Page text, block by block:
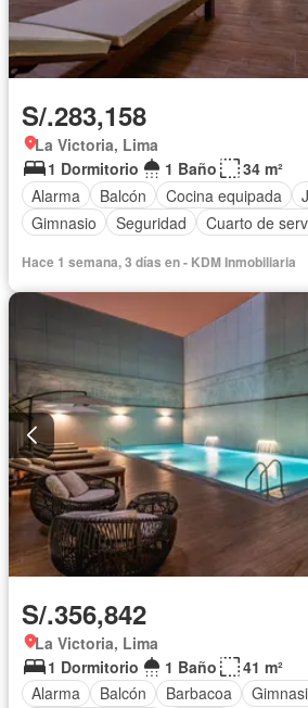
S/.283,158
La Victoria, Lima
1 Dormitorio
1 Baño
34 m²
Alarma
Balcón Cocina equipada
Gimnasio
Seguridad Cuarto de
Hace 1 semana, 3 días en - KDM Inmobiliaria
S/.356,842
La Victoria, Lima
1 Dormitorio
1 Baño
41 m²
Alarma
Balcón Barbacoa